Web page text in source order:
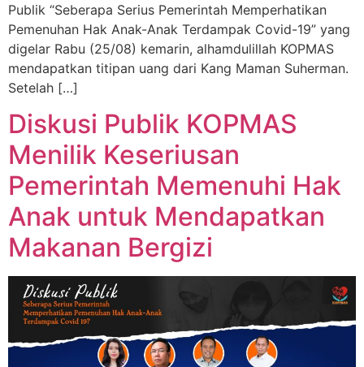
Publik “Seberapa Serius Pemerintah Memperhatikan
Pemenuhan Hak Anak-Anak Terdampak Covid-19” yang
digelar Rabu (25/08) kemarin, alhamdulillah KOPMAS
mendapatkan titipan uang dari Kang Maman Suherman.
Setelah […]
Diskusi Publik KOPMAS
Menilik Keseriusan
Pemerintah Memenuhi Hak
Anak untuk Mendapatkan
Makanan Bergizi